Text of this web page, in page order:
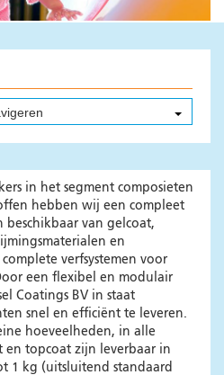
in het segment composieten
hebben wij een compleet
beschikbaar van gelcoat,
en
verfsystemen voor
een flexibel en modulair
Coatings BV in staat
snel en efficiënt te leveren.
hoeveelheden, in alle
en topcoat zijn leverbaar in
1 kg (uitsluitend standaard